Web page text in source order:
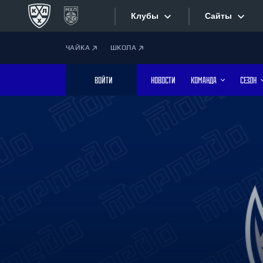
Клубы
Дивизион Боброва
Лада
Сайты
Фотобанк
ЧАЙКА ШКОЛА
ВОЙТИ НОВОСТИ КОМАНДА СЕЗОН